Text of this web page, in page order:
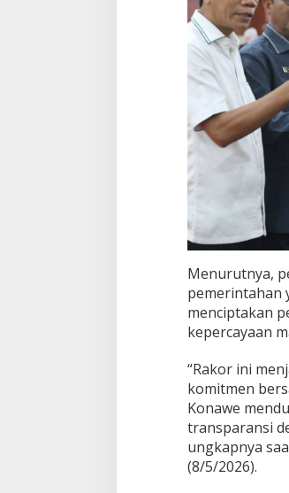
Menurutnya,
pemerintahan
menciptakan
kepercayaan
“Rakor ini
komitmen
Konawe
transparansi
ungkapnya
(8/5/2026).